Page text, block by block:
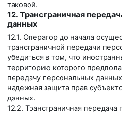
таковой.
12. Трансграничная
данных
12.1. Оператор до начала
трансграничной передачи
убедиться в том, что
территорию которого
передачу персональных
надежная защита прав
данных.
12.2. Трансграничная